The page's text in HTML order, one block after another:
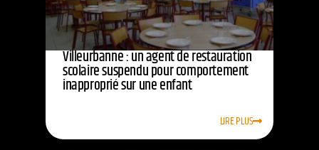
Villeurbanne : un agent de restauration
scolaire suspendu pour comportement
inapproprié sur une enfant
LIRE PLUS